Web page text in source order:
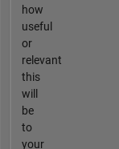
how
useful
or
relevant
this
will
be
to
your